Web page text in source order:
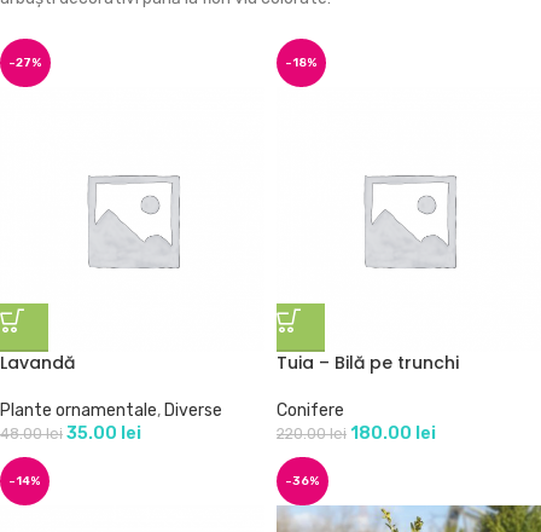
-27%
Lavandă
Plante ornamentale, Diverse
48.00lei 35.00 lei
-18%
Tuia – Bilă pe trunchi
Conifere
220.00lei 180.00 lei
-14% -36%